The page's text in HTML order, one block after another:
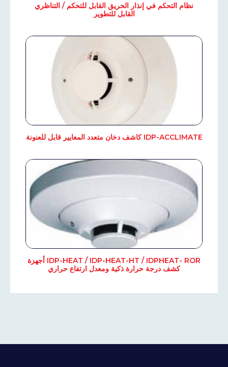
نظام التحكم في إنذار الحريق القابل للتحكم / التناظري
القابل للتطوير
IDP-ACCLIMATE كاشف دخان متعدد المعايير قابل للعنونة
IDP-HEAT / IDP-HEAT-HT / IDPHEAT- ROR أجهزة
كشف درجة حرارة ذكية ومعدل ارتفاع حراري